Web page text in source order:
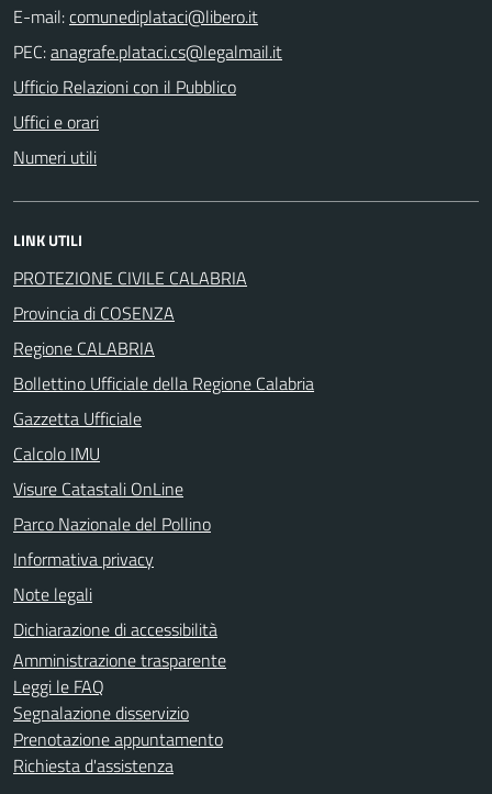
E-mail:
PEC:
Ufficio Relazioni con il Pubblico
Uffici e orari
Numeri utili
LINK UTILI
PROTEZIONE CIVILE CALABRIA
Provincia di COSENZA
Regione CALABRIA
Bollettino Ufficiale della Regione Calabria
Gazzetta Ufficiale
Calcolo IMU
Visure Catastali OnLine
Parco Nazionale del Pollino
Informativa privacy
Note legali
Dichiarazione di accessibilità
Amministrazione trasparente
Leggi le FAQ
Segnalazione disservizio
Prenotazione appuntamento
Richiesta d'assistenza